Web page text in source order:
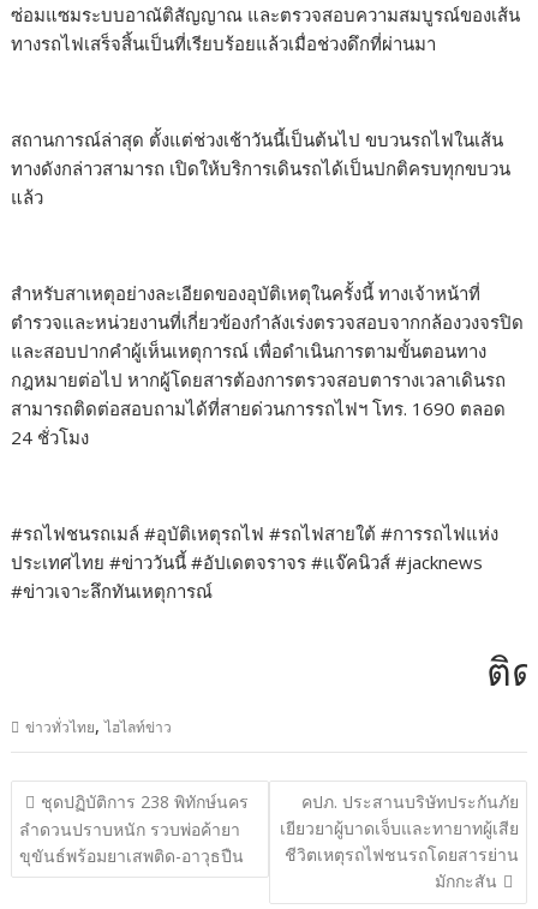
ซ่อมแซมระบบอาณัติสัญญาณ และตรวจสอบความสมบูรณ์ของเส้น
ทางรถไฟเสร็จสิ้นเป็นที่เรียบร้อยแล้วเมื่อช่วงดึกที่ผ่านมา
สถานการณ์ล่าสุด ตั้งแต่ช่วงเช้าวันนี้เป็นต้นไป ขบวนรถไฟในเส้น
ทางดังกล่าวสามารถ เปิดให้บริการเดินรถได้เป็นปกติครบทุกขบวน
แล้ว
สำหรับสาเหตุอย่างละเอียดของอุบัติเหตุในครั้งนี้ ทางเจ้าหน้าที่
ตำรวจและหน่วยงานที่เกี่ยวข้องกำลังเร่งตรวจสอบจากกล้องวงจรปิด
และสอบปากคำผู้เห็นเหตุการณ์ เพื่อดำเนินการตามขั้นตอนทาง
กฎหมายต่อไป หากผู้โดยสารต้องการตรวจสอบตารางเวลาเดินรถ
สามารถติดต่อสอบถามได้ที่สายด่วนการรถไฟฯ โทร. 1690 ตลอด
24 ชั่วโมง
​#รถไฟชนรถเมล์ #อุบัติเหตุรถไฟ #รถไฟสายใต้ #การรถไฟแห่ง
ประเทศไทย #ข่าววันนี้ #อัปเดตจราจร #แจ๊คนิวส์ #jacknews
#ข่าวเจาะลึกทันเหตุการณ์
ติดต่
ข่าวทั่วไทย,ไฮไลท์ข่าว
แนะแนว
เรื่อง
ชุดปฏิบัติการ 238 พิทักษ์นคร
ลำดวนปราบหนัก รวบพ่อค้ายา
ขุขันธ์พร้อมยาเสพติด-อาวุธปืน
คปภ. ประสานบริษัทประกันภัย
เยียวยาผู้บาดเจ็บและทายาทผู้เสีย
ชีวิตเหตุรถไฟชนรถโดยสารย่าน
มักกะสัน